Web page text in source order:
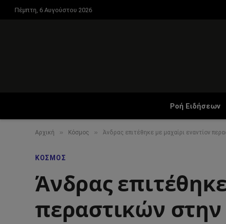
Πέμπτη, 6 Αυγούστου 2026
Ροή Ειδήσεων
Αρχική » Κόσμος » Άνδρας επιτέθηκε με μαχαίρι εναντίον
ΚΌΣΜΟΣ
Άνδρας
περαστικών στην